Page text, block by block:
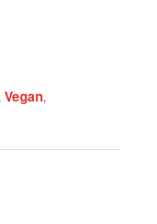
,Vegan,